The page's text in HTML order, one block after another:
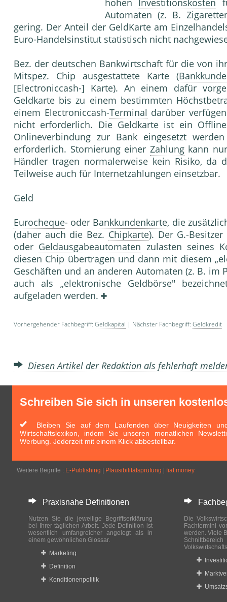
hohen Investitionskosten
Automaten (z. B.
gering. Der Anteil der GeldKarte am
Euro-Handelsinstitut statistisch nicht
Bez. der deutschen Bankwirtschaft für die von
Mitspez. Chip ausgestattete Karte (
[Electroniccash-] Karte). An einem dafür
Geldkarte bis zu einem bestimmten
einem Electroniccash-Terminal darüber
nicht erforderlich. Die Geldkarte ist ein
Onlineverbindung zur Bank eingesetzt
erforderlich. Stornierung einer Zahlungkann
Händler tragen normalerweise kein Risiko, da
Teilweise auch für Internetzahlungen einsetzbar.
Geld
Eurocheque- oder Bankkundenkarte, die
(daher auch die Bez. Chipkarte). Der G.-
oder Geldausgabeautomaten zulasten seines
diesen Chip übertragen und dann mit diesem
Geschäften und an anderen Automaten (z. B. im
auch als „elektronische Geldbörse"
aufgeladen werden.
Vorhergehender Fachbegriff: Geldkapital | Nächster Fachbegriff: Geldkredit
Diesen Artikel der Redaktion als fehlerhaft
Schreiben Sie sich in unseren
Bleiben Sie auf dem Laufenden über Neuigkeiten
Wirtschaftslexikon, indem Sie unseren monatlichen
Werbung. Jederzeit mit einem Klick abbestellbar.
Weitere Begriffe : E-Publishing Plausibilitätsprüfung fiat money
Praxisnahe Definitionen
Nutzen Sie die jeweilige Begriffserklärung
bei Ihrer täglichen Arbeit. Jede Definition ist
wesentlich umfangreicher angelegt als in
einem gewöhnlichen Glossar.
Marketing
Definition
Konditionenpolitik
Die
Fachtermini
werden. Viele